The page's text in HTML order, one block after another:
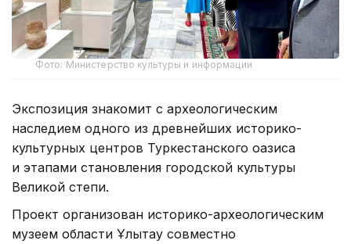
Фото: Министерство культуры и информации
Экспозиция знакомит с археологическим
наследием одного из древнейших историко-
культурных центров Туркестанского оазиса
и этапами становления городской культуры
Великой степи.
Проект организован историко-археологическим
музеем области Ұлытау совместно